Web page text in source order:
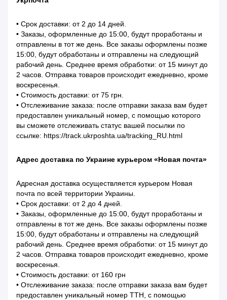
• Срок доставки: от 2 до 14 дней.
• Заказы, оформленные до 15:00, будут проработаны и
отправлены в тот же день. Все заказы оформлены позже
15:00, будут обработаны и отправлены на следующий
рабочий день. Среднее время обработки: от 15 минут до
2 часов. Отправка товаров происходит ежедневно, кроме
воскресенья.
• Стоимость доставки: от 75 грн.
• Отслеживание заказа: после отправки заказа вам будет
предоставлен уникальный номер, с помощью которого
вы сможете отслеживать статус вашей посылки по
ссылке: https://track.ukrposhta.ua/tracking_RU.html
Адрес доставка по Украине курьером «Новая почта»
Адресная доставка осуществляется курьером Новая
почта по всей территории Украины.
• Срок доставки: от 2 до 4 дней.
• Заказы, оформленные до 15:00, будут проработаны и
отправлены в тот же день. Все заказы оформлены позже
15:00, будут обработаны и отправлены на следующий
рабочий день. Среднее время обработки: от 15 минут до
2 часов. Отправка товаров происходит ежедневно, кроме
воскресенья.
• Стоимость доставки: от 160 грн
• Отслеживание заказа: после отправки заказа вам будет
предоставлен уникальный номер ТТН, с помощью